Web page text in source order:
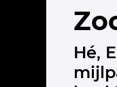
Hé,